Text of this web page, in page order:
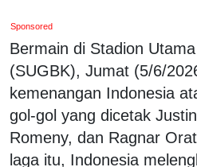
Sponsored
Bermain di Stadion
(SUGBK), Jumat (5/6/
kemenangan Indonesia
gol-gol yang dicetak
Romeny, dan Ragnar
laga itu, Indonesia